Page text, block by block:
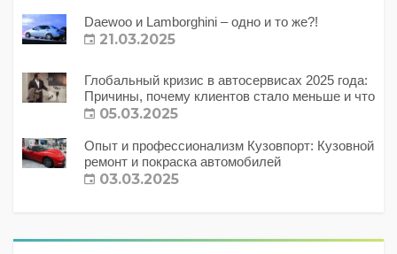
Daewoo и Lamborghini – одно и то же?!
21.03.2025
Глобальный кризис в автосервисах 2025 года:
Причины, почему клиентов стало меньше и что
с этим делать?
05.03.2025
Опыт и профессионализм Кузовпорт: Кузовной
ремонт и покраска автомобилей
03.03.2025